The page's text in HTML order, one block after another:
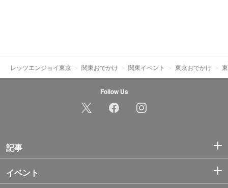
レッツエンジョイ東京 関東おでかけ 関東イベント 東京おでかけ
Follow Us
記事
イベント